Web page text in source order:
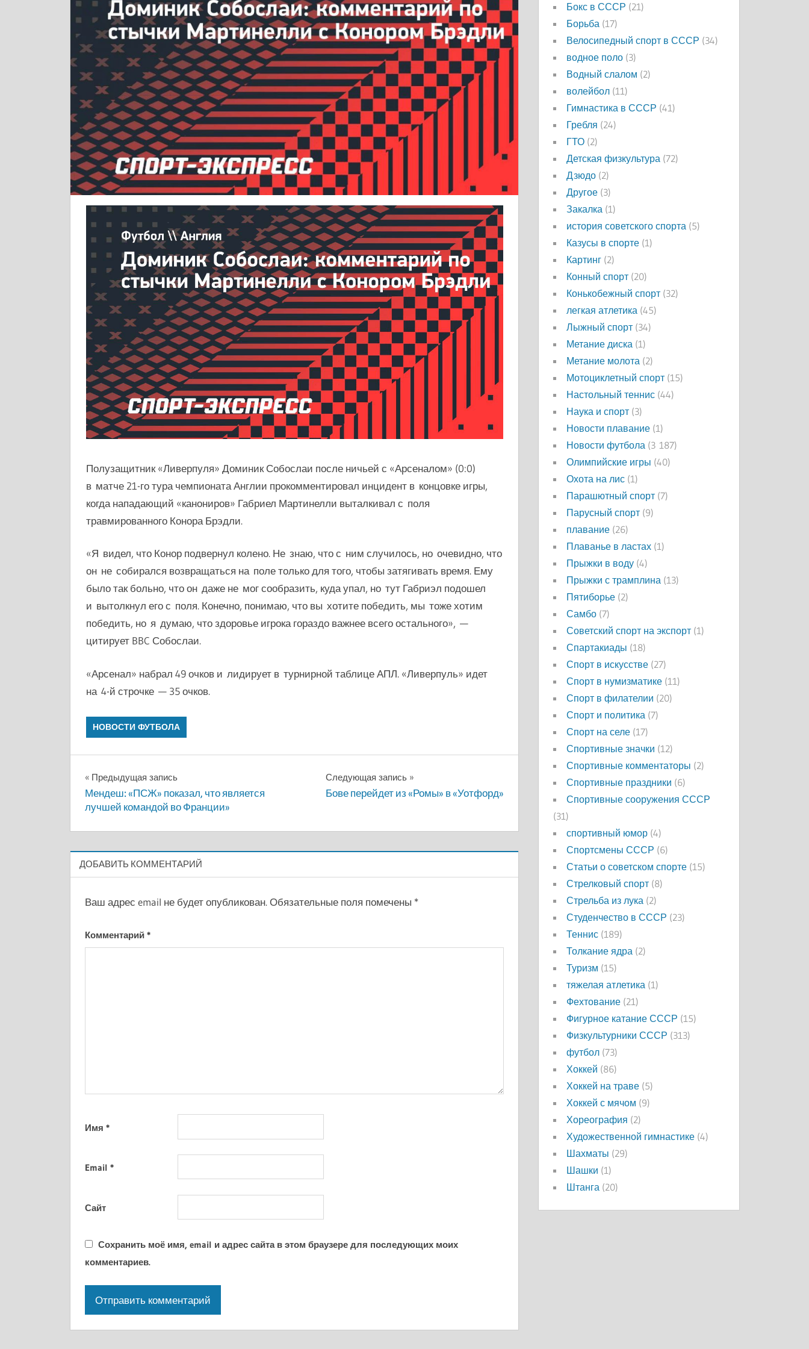
Полузащитник «Ливерпуля» Доминик Собослаи после ничьей с «Арсеналом» (0:0)
в матче 21-го тура чемпионата Англии прокомментировал инцидент в концовке игры,
когда нападающий «канониров» Габриел Мартинелли выталкивал с поля
травмированного Конора Брэдли.
«Я видел, что Конор подвернул колено. Не знаю, что с ним случилось, но очевидно, что
он не собирался возвращаться на поле только для того, чтобы затягивать время. Ему
было так больно, что он даже не мог сообразить, куда упал, но тут Габриэл подошел
и вытолкнул его с поля. Конечно, понимаю, что вы хотите победить, мы тоже хотим
победить, но я думаю, что здоровье игрока гораздо важнее всего остального», —
цитирует BBC Собослаи.
«Арсенал» набрал 49 очков и лидирует в турнирной таблице АПЛ. «Ливерпуль» идет
на 4-й строчке — 35 очков.
НОВОСТИ ФУТБОЛА
Навигация
по
записям
Предыдущая запись
Мендеш: «ПСЖ» показал, что является
лучшей командой во Франции»
Следующая запись
Бове перейдет из «Ромы» в «Уотфорд»
ДОБАВИТЬ КОММЕНТАРИЙ
Ваш адрес email не будет опубликован.Обязательные поля помечены *
Комментарий *
Имя *
Email *
Сайт
Сохранить моё имя, email и адрес сайта в этом браузере для последующих моих
комментариев.
Бокс в СССР (21)
Борьба (17)
Велосипедный спорт в СССР (34)
водное поло (3)
Водный слалом (2)
волейбол (11)
Гимнастика в СССР (41)
Гребля (24)
ГТО (2)
Детская физкультура (72)
Дзюдо (2)
Другое (3)
Закалка (1)
история советского спорта (5)
Казусы в спорте (1)
Картинг (2)
Конный спорт (20)
Конькобежный спорт (32)
легкая атлетика (45)
Лыжный спорт (34)
Метание диска (1)
Метание молота (2)
Мотоциклетный спорт (15)
Настольный теннис (44)
Наука и спорт (3)
Новости плавание (1)
Новости футбола (3 187)
Олимпийские игры (40)
Охота на лис (1)
Парашютный спорт (7)
Парусный спорт (9)
плавание (26)
Плаванье в ластах (1)
Прыжки в воду (4)
Прыжки с трамплина (13)
Пятиборье (2)
Самбо (7)
Советский спорт на экспорт (1)
Спартакиады (18)
Спорт в искусстве (27)
Спорт в нумизматике (11)
Спорт в филателии (20)
Спорт и политика (7)
Спорт на селе (17)
Спортивные значки (12)
Спортивные комментаторы (2)
Спортивные праздники (6)
Спортивные сооружения СССР
(31)
спортивный юмор (4)
Спортсмены СССР (6)
Статьи о советском спорте (15)
Стрелковый спорт (8)
Стрельба из лука (2)
Студенчество в СССР (23)
Теннис (189)
Толкание ядра (2)
Туризм (15)
тяжелая атлетика (1)
Фехтование (21)
Фигурное катание СССР (15)
Физкультурники СССР (313)
футбол (73)
Хоккей (86)
Хоккей на траве (5)
Хоккей с мячом (9)
Хореография (2)
Художественной гимнастике (4)
Шахматы (29)
Шашки (1)
Штанга (20)